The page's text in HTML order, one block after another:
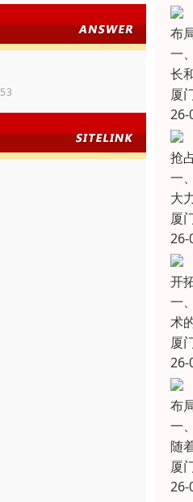
布
一
长
厦
26-
抢
一
大
厦
26-
开
一
术
厦
26-
布
一
随
厦
26-